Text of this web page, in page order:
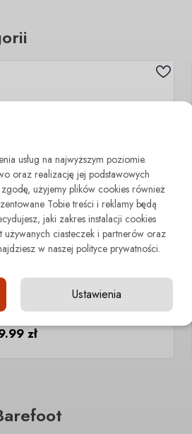
zł
usług na najwyższym poziomie.
oraz realizację jej podstawowych
użyjemy plików cookies również
Tobie treści i reklamy będą
jaki zakres instalacji cookies
ciasteczek i partnerów oraz
w naszej polityce prywatności.
Ustawienia